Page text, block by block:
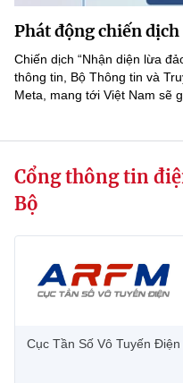
Phát động chiến
Chiến dịch “Nhận diện lừa
thông tin, Bộ Thông tin và
Meta, mang tới Việt Nam sẽ
Cổng thông tin
Bộ
Cục Tần Số Vô Tuyến Điện